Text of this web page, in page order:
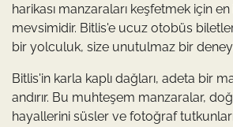
harikası manzaraları keşfetmek için
mevsimidir. Bitlis'e ucuz otobüs
bir yolculuk, size unutulmaz bir
Bitlis'in karla kaplı dağları, adeta bir
andırır. Bu muhteşem manzaralar,
hayallerini süsler ve fotoğraf